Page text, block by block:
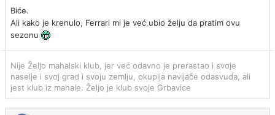
Biće.
Ali kako je krenulo, Ferrari mi je već ubio želju da pratim ovu
sezonu
Nije Željo mahalski klub, jer već odavno je prerastao i svoje
naselje i svoj grad i svoju zemlju, okuplja navijače odasvuda, ali
jest klub iz mahale. Željo je klub svoje Grbavice